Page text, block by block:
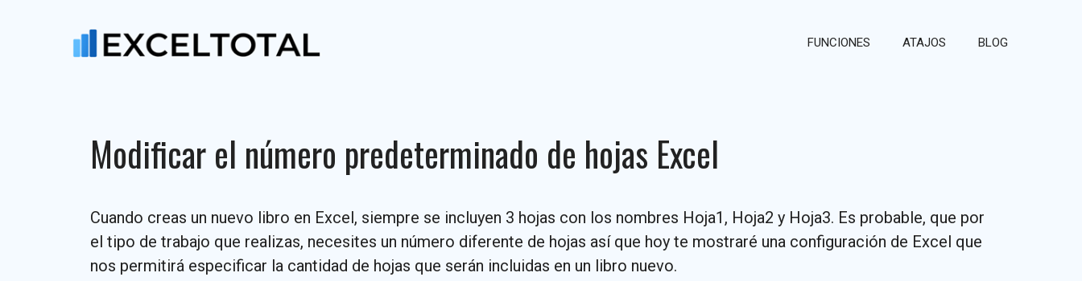
FUNCIONES ATAJOS BLOG
Modificar el número predeterminado de hojas Excel
Cuando creas un nuevo libro en Excel, siempre se incluyen 3 hojas con los nombres Hoja1, Hoja2 y Hoja3. Es probable, que por
el tipo de trabajo que realizas, necesites un número diferente de hojas así que hoy te mostraré una configuración de Excel que
nos permitirá especificar la cantidad de hojas que serán incluidas en un libro nuevo.